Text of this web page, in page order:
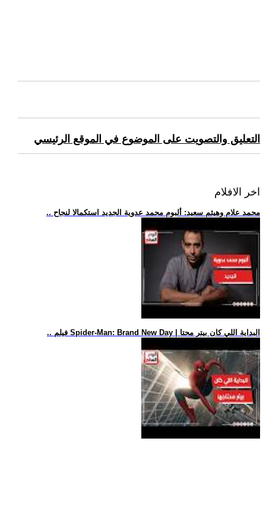
التعليق والتصويت على الموضوع في الموقع الرئيسي
اخر الافلام
.. محمد علام وهيثم سعيد: ألبوم محمد عدوية الجديد استكمالا لنجاح
.. فيلم Spider-Man: Brand New Day | البداية اللي كان بيتر محتا